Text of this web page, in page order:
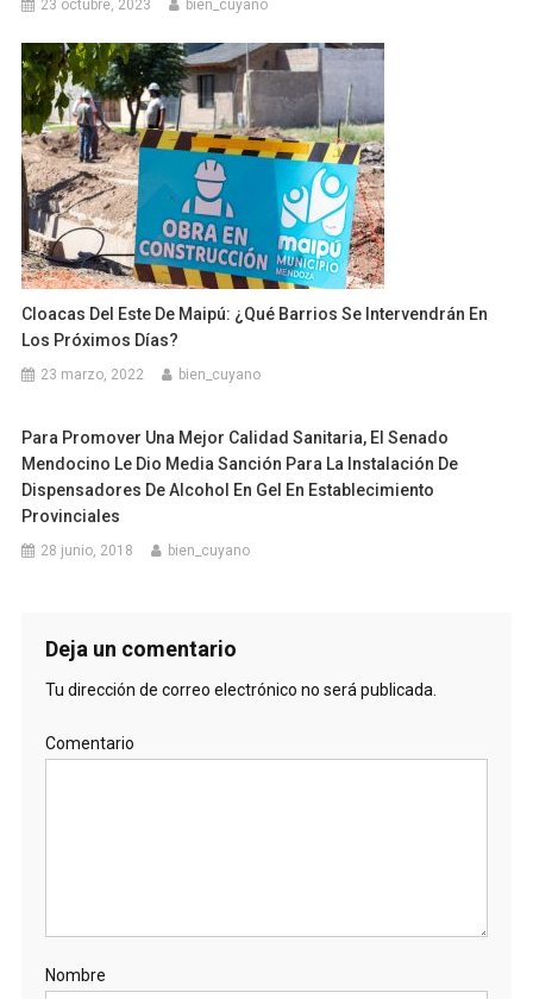
23 octubre, 2023 bien_cuyano
Cloacas Del Este De Maipú: ¿Qué Barrios Se Intervendrán En
Los Próximos Días?
23 marzo, 2022 bien_cuyano
Para Promover Una Mejor Calidad Sanitaria, El Senado
Mendocino Le Dio Media Sanción Para La Instalación De
Dispensadores De Alcohol En Gel En Establecimiento
Provinciales
28 junio, 2018 bien_cuyano
Deja un comentario
Tu dirección de correo electrónico no será publicada.
Comentario
Nombre